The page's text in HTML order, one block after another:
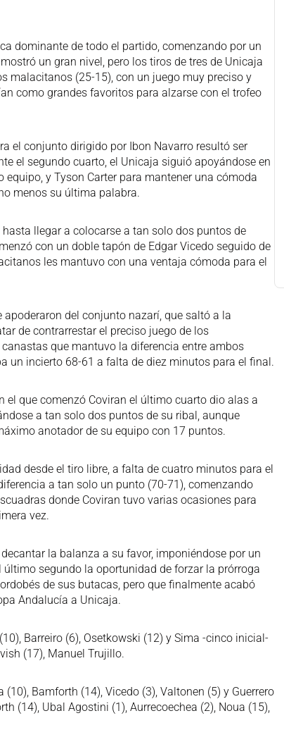
dominante de todo el partido, comenzando por un
un gran nivel, pero los tiros de tres de Unicaja
malacitanos (25-15), con un juego muy preciso y
como grandes favoritos para alzarse con el trofeo
el conjunto dirigido por Ibon Navarro resultó ser
el segundo cuarto, el Unicaja siguió apoyándose en
y Tyson Carter para mantener una cómoda
menos su última palabra.
llegar a colocarse a tan solo dos puntos de
con un doble tapón de Edgar Vicedo seguido de
les mantuvo con una ventaja cómoda para el
del conjunto nazarí, que saltó a la
de contrarrestar el preciso juego de los
que mantuvo la diferencia entre ambos
un incierto 68-61 a falta de diez minutos para el final.
el que comenzó Coviran el último cuarto dio alas a
a tan solo dos puntos de su ribal, aunque
anotador de su equipo con 17 puntos.
desde el tiro libre, a falta de cuatro minutos para el
a tan solo un punto (70-71), comenzando
donde Coviran tuvo varias ocasiones para
vez.
la balanza a su favor, imponiéndose por un
segundo la oportunidad de forzar la prórroga
de sus butacas, pero que finalmente acabó
Andalucía a Unicaja.
Barreiro (6), Osetkowski (12) y Sima -cinco inicial-
(17), Manuel Trujillo.
(10), Bamforth (14), Vicedo (3), Valtonen (5) y Guerrero
(14), Ubal Agostini (1), Aurrecoechea (2), Noua (15),